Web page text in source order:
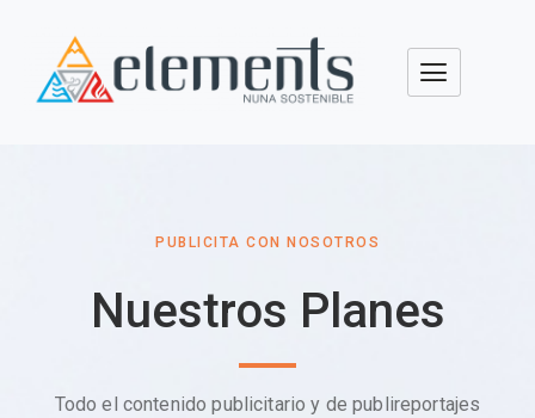
PUBLICITA CON NOSOTROS
Nuestros Planes
Todo el contenido publicitario y de publireportajes